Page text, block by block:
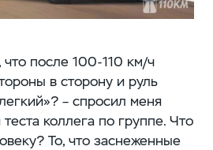
после 100-110 км/ч
в сторону и руль
– спросил меня
коллега по группе. Что
То, что заснеженные